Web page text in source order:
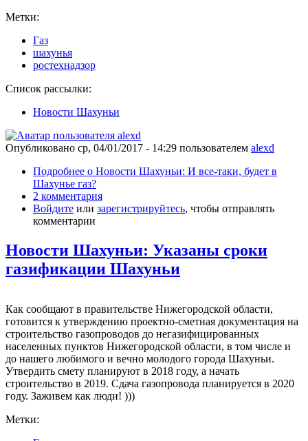
Метки:
Газ
шахунья
ростехнадзор
Список рассылки:
Новости Шахуньи
Опубликовано ср, 04/01/2017 - 14:29 пользователем alexd
Подробнее о Новости Шахуньи: И все-таки, будет в
Шахунье газ?
2 комментария
Войдите или зарегистрируйтесь, чтобы отправлять
комментарии
Новости Шахуньи: Указаны сроки
газификации Шахуньи
Как сообщают в правительстве Нижегородской области,
готовится к утверждению проектно-сметная документация на
строительство газопроводов до негазифицированных
населенных пунктов Нижегородской области, в том числе и
до нашего любимого и вечно молодого города Шахуньи.
Утвердить смету планируют в 2018 году, а начать
строительство в 2019. Сдача газопровода планируется в 2020
году. Заживем как люди! )))
Метки: